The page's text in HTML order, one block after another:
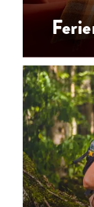
den
zur